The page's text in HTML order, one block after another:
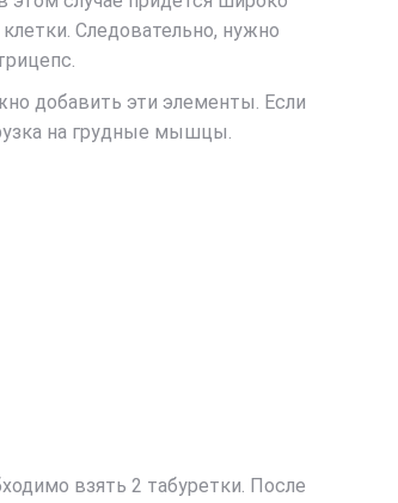
Следовательно, нужно
добавить эти элементы. Если
на грудные мышцы.
взять 2 табуретки. После